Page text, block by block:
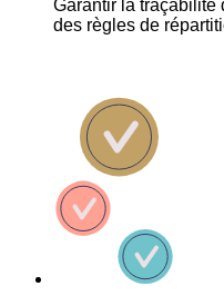
Garantir la traçabilité
des règles de